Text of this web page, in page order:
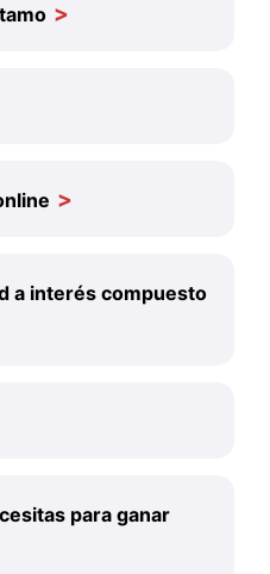
a interés compuesto
para ganar